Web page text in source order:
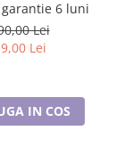
6 luni
Lei
Lei
IN COS